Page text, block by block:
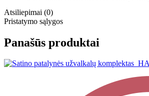
Atsiliepimai (0)
Pristatymo sąlygos
Panašūs produktai